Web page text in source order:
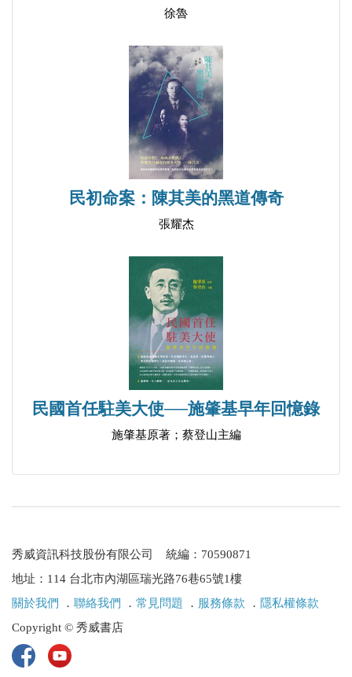
謝富治、戚本禹在中南海西門對「揪劉戰士」的講話
戚本禹接見湖南「紅聯」代表談話紀要（1967.8.6.）
中央首長第五次接見湖南三方代表時的講話
戚本禹在煤炭系統在京單位代表會議上的講話
中央首長接見「湘江風雷」方面代表談話紀要
（1967.8.11.）
中央首長第六次接見湖南代表團時的講話
關鋒、戚本禹對《農民戰爭史》編寫組成員的講話
中央首長接見湖南造反派代表團談話紀要
（1967.8.16.）
中央首長對天津市群眾組織代表的講話
戚本禹給廣西軍區的電話指示（1967.8.21.）
戚本禹在外地來京上訪群眾大會上的講話
中央首長在外地來京革命群眾大會上的講話
（1967.8.24.）
周恩來、戚本禹接見廣西雙方代表的談話
（1967.8.24.）
周恩來、戚本禹接見黑龍江省潘復生等時的講話
徐魯
民初命案：陳其美的黑道傳奇
張耀杰
民國首任駐美大使──施肇基早年回憶錄
施肇基原著；蔡登山主編
秀威資訊科技股份有限公司 統編：70590871
地址：114 台北市內湖區瑞光路76巷65號1樓
關於我們
． 聯絡我們 ． 常見問題 ． 服務條款 ． 隱私權條款
Copyright © 秀威書店